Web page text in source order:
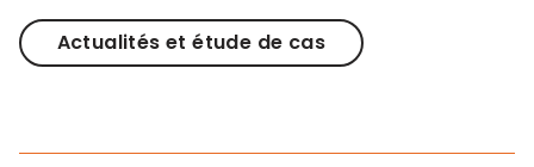
Actualités et étude de cas